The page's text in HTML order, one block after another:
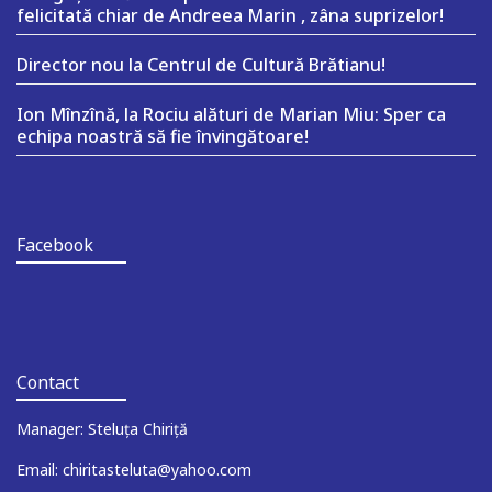
felicitată chiar de Andreea Marin , zâna suprizelor!
Director nou la Centrul de Cultură Brătianu!
Ion Mînzînă, la Rociu alături de Marian Miu: Sper ca
echipa noastră să fie învingătoare!
Facebook
Contact
Manager: Steluța Chiriță
Email: chiritasteluta@yahoo.com